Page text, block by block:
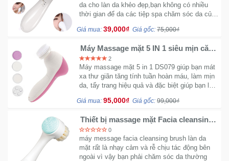
Giải
Điện
Gia
Dụng
da cho làn da khẻo đẹp,bạn không có nhiều
thời gian để da các tiệp spa chăm sóc da của
sản phẩm dễ sử dụng ...
Giá mua: 39,000₫ Giá gốc: 75,000₫
Máy Massage mặt 5 IN 1 siêu mịn căng
da DS - 079
2
Máy massage mặt 5 in 1 DS079 giúp bạn mát
xa thư giãn tăng tính tuần hoàn máu, làm mịn
da, tẩy trang hiệu quả và đặc biệt giúp bạn làm
Giá mua: 95,000₫ Giá gốc: 99,000₫
Thiết bị massage mặt Facia cleansing
brush - Cọ rửa mặt 2 đầu
0
máy message facia cleansing brush làn da
mặt rất là nhạy cảm và rễ chịu tác động bên
ngoài vì vậy bạn phải chăm sóc da thường